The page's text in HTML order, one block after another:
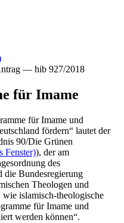
— hib 927/2018
für Imame
für Imame und
fördern“ lautet der
90/Die Grünen
Fenster)), der am
des
die Bundesregierung
Theologen und
islamisch-theologische
für Imame und
werden können“.